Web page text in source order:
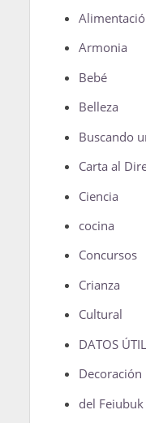
Armonia
Bebé
Belleza
Buscando
Carta al
Ciencia
cocina
Concursos
Crianza
Cultural
DATOS
Decoración
del Feiubuk